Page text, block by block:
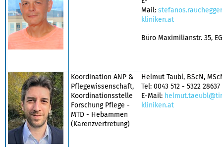
Mail:
kliniken.at
Büro Maximilianstr. 35, EG
​Koordination ANP &
Pflegewissenschaft,
Koordinationsstelle
Forschung Pflege -
MTD - Hebammen
(Karenzvertretung)
Helmut Täubl, BScN,
Tel: 0043 512 - 5322 28637
E-Mail:
kliniken.at